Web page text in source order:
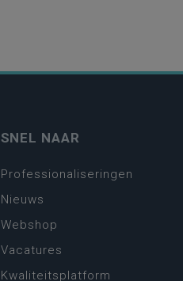
SNEL NAAR
Professionaliseringen
Nieuws
Webshop
Vacatures
Kwaliteitsplatform